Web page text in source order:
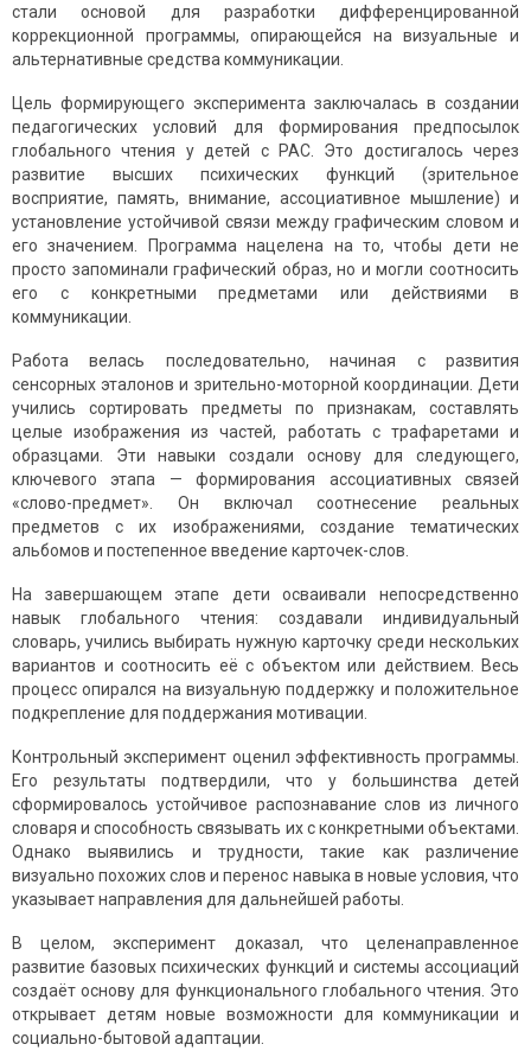
стали основой для разработки дифференцированной
коррекционной программы, опирающейся на визуальные и
альтернативные средства коммуникации.
Цель формирующего эксперимента заключалась в создании
педагогических условий для формирования предпосылок
глобального чтения у детей с РАС. Это достигалось через
развитие высших психических функций (зрительное
восприятие, память, внимание, ассоциативное мышление) и
установление устойчивой связи между графическим словом и
его значением. Программа нацелена на то, чтобы дети не
просто запоминали графический образ, но и могли соотносить
его с конкретными предметами или действиями в
коммуникации.
Работа велась последовательно, начиная с развития
сенсорных эталонов и зрительно-моторной координации. Дети
учились сортировать предметы по признакам, составлять
целые изображения из частей, работать с трафаретами и
образцами. Эти навыки создали основу для следующего,
ключевого этапа — формирования ассоциативных связей
«слово-предмет». Он включал соотнесение реальных
предметов с их изображениями, создание тематических
альбомов и постепенное введение карточек-слов.
На завершающем этапе дети осваивали непосредственно
навык глобального чтения: создавали индивидуальный
словарь, учились выбирать нужную карточку среди нескольких
вариантов и соотносить её с объектом или действием. Весь
процесс опирался на визуальную поддержку и положительное
подкрепление для поддержания мотивации.
Контрольный эксперимент оценил эффективность программы.
Его результаты подтвердили, что у большинства детей
сформировалось устойчивое распознавание слов из личного
словаря и способность связывать их с конкретными объектами.
Однако выявились и трудности, такие как различение
визуально похожих слов и перенос навыка в новые условия, что
указывает направления для дальнейшей работы.
В целом, эксперимент доказал, что целенаправленное
развитие базовых психических функций и системы ассоциаций
создаёт основу для функционального глобального чтения. Это
открывает детям новые возможности для коммуникации и
социально-бытовой адаптации.